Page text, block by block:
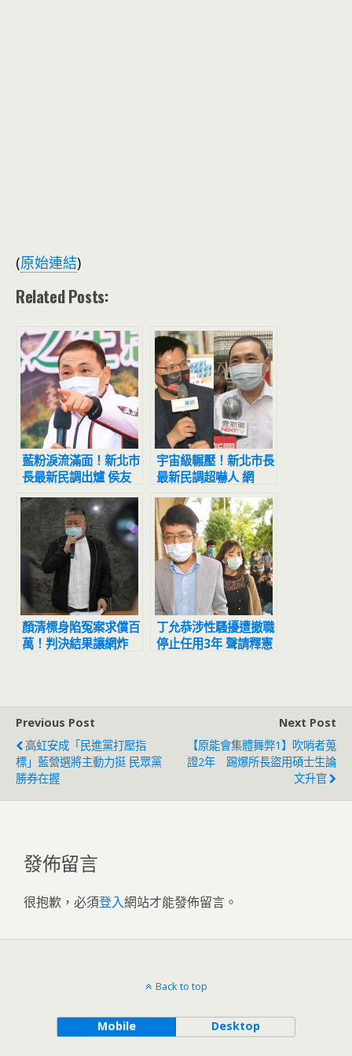
(原始連結)
Related Posts:
藍粉淚流滿面！新北市
長最新民調出爐 侯友
宜超震撼
宇宙級輾壓！新北市長
最新民調超嚇人 網
驚：滅亡計畫開始
顏清標身陷冤案求償百
萬！判決結果讓網炸
丁允恭涉性騷擾遭撤職
停止任用3年 聲請釋憲
Previous Post
高虹安成「民進黨打壓指
標」藍營選將主動力挺 民眾黨
勝券在握
Next Post
【原能會集體舞弊1】吹哨者蒐
證2年 踢爆所長盜用碩士生論
文升官
發佈留言
很抱歉，必須登入網站才能發佈留言。
Back to top
Mobile Desktop